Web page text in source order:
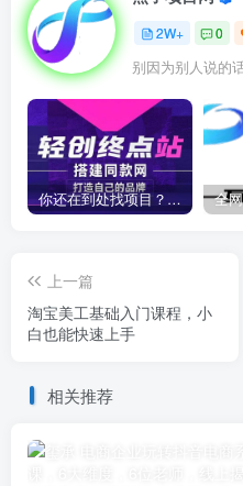
2W+ 0
你还在到处找项目？还在当韭菜？我靠卖项目一个月收入5万+，曾经我也是个失败者。
上一篇
淘宝美工基础入门课程，小
白也能快速上手
相关推荐